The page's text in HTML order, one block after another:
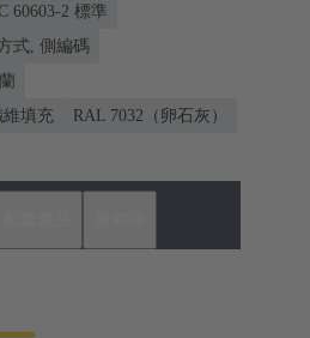
60603-2 標準
式, 側編碼
維填充
RAL 7032（卵石灰）